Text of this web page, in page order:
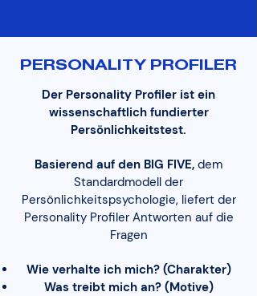
PERSONALITY PROFILER
Der Personality Profiler ist ein
wissenschaftlich fundierter
Persönlichkeitstest.
Basierend auf den BIG FIVE, dem
Standardmodell der
Persönlichkeitspsychologie, liefert der
Personality Profiler Antworten auf die
Fragen
Wie verhalte ich mich? (Charakter)
Was treibt mich an? (Motive)